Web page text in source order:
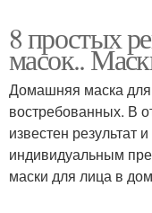
Банановая
Маска от
8 простых
масок..
Домашняя маска
востребованных. В
известен результат
индивидуальным
маски для лица в